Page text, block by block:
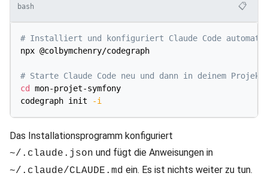
bash 📋
# Installiert und konfiguriert Claude Code
npx @colbymchenry/codegraph
# Starte Claude Code neu und dann in deinem
cd
mon-projet-symfony
codegraph init
-i
Das Installationsprogramm konfiguriert
~/.claude.json und fügt die Anweisungen in
~/.claude/CLAUDE.md ein. Es ist nichts weiter zu tun.